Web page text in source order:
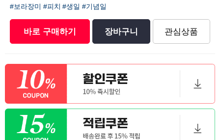
#보라장미 #피치 #생일 #기념일
바로 구매하기 장바구니 관심상품